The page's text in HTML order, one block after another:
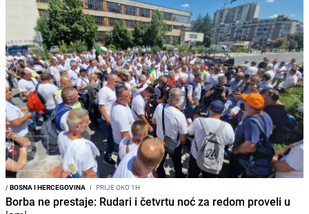
/BOSNA I HERCEGOVINA I PRIJE OKO 1H
Borba ne prestaje: Rudari i četvrtu noć za redom proveli u